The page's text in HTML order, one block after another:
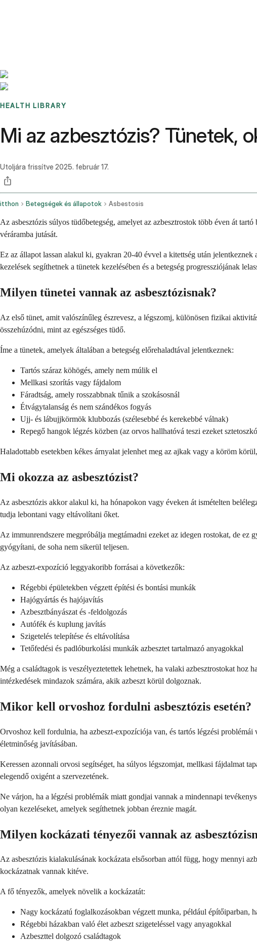
HEALTH LIBRARY
Mi az azbesztózis? Tünetek,
Utoljára frissítve 2025. február 17.
itthon Betegségek és állapotok Asbestosis
Az asbesztózis súlyos tüdőbetegség, amelyet az azbesztrostok több éven át
véráramba jutását.
Ez az állapot lassan alakul ki, gyakran 20-40 évvel a kitettség után
kezelések segíthetnek a tünetek kezelésében és a betegség progressziójának
Milyen tünetei vannak az asbesztózisnak?
Az első tünet, amit valószínűleg észrevesz, a légszomj, különösen fizikai
összehúzódni, mint az egészséges tüdő.
Íme a tünetek, amelyek általában a betegség előrehaladtával jelentkeznek:
Tartós száraz köhögés, amely nem múlik el
Mellkasi szorítás vagy fájdalom
Fáradtság, amely rosszabbnak tűnik a szokásosnál
Étvágytalanság és nem szándékos fogyás
Ujj- és lábujjkörmök klubbozás (szélesebbé és kerekebbé válnak)
Repegő hangok légzés közben (az orvos hallhatóvá teszi ezeket
Haladottabb esetekben kékes árnyalat jelenhet meg az ajkak vagy a köröm
Mi okozza az asbesztózist?
Az asbesztózis akkor alakul ki, ha hónapokon vagy éveken át ismételten
tudja lebontani vagy eltávolítani őket.
Az immunrendszere megpróbálja megtámadni ezeket az idegen rostokat, de
gyógyítani, de soha nem sikerül teljesen.
Az azbeszt-expozíció leggyakoribb forrásai a következők:
Régebbi épületekben végzett építési és bontási munkák
Hajógyártás és hajójavítás
Azbesztbányászat és -feldolgozás
Autófék és kuplung javítás
Szigetelés telepítése és eltávolítása
Tetőfedési és padlóburkolási munkák azbesztet tartalmazó anyagokkal
Még a családtagok is veszélyeztetettek lehetnek, ha valaki azbesztrostokat hoz
intézkedések mindazok számára, akik azbeszt körül dolgoznak.
Mikor kell orvoshoz fordulni asbesztózis esetén?
Orvoshoz kell fordulnia, ha azbeszt-expozíciója van, és tartós légzési
életminőség javításában.
Keressen azonnali orvosi segítséget, ha súlyos légszomjat, mellkasi fájdalmat
elegendő oxigént a szervezetének.
Ne várjon, ha a légzési problémák miatt gondjai vannak a mindennapi
olyan kezeléseket, amelyek segíthetnek jobban éreznie magát.
Milyen kockázati tényezői vannak az
Az asbesztózis kialakulásának kockázata elsősorban attól függ, hogy mennyi
kockázatnak vannak kitéve.
A fő tényezők, amelyek növelik a kockázatát:
Nagy kockázatú foglalkozásokban végzett munka, például építőiparban,
Régebbi házakban való élet azbeszt szigeteléssel vagy anyagokkal
Azbeszttel dolgozó családtagok